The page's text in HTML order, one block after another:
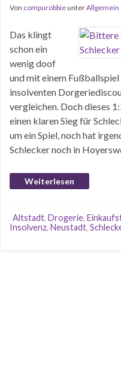
Von compurobbieunterAllgemein
Das klingt
schon ein
wenig doof
und mit einem Fußballspiel
insolventen
vergleichen. Doch dieses
einen klaren Sieg für
um ein Spiel, noch hat
Schlecker noch in
Weiterlesen
Altstadt, Drogerie,
Insolvenz, Neustadt,